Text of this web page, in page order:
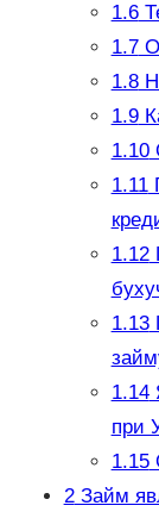
1.6
1.7
1.8
1.9
1.10
1.11
1.12
1.13
1.14
при
1.15
2Займ